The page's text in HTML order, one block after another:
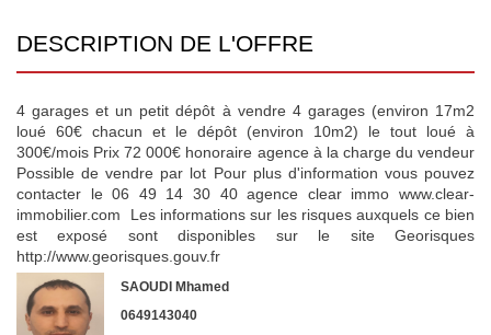
DESCRIPTION DE L'OFFRE
4 garages et un petit dépôt à vendre 4 garages (environ 17m2
loué 60€ chacun et le dépôt (environ 10m2) le tout loué à
300€/mois Prix 72 000€ honoraire agence à la charge du vendeur
Possible de vendre par lot Pour plus d'information vous pouvez
contacter le 06 49 14 30 40 agence clear immo www.clear-
immobilier.com Les informations sur les risques auxquels ce bien
est exposé sont disponibles sur le site Georisques
http://www.georisques.gouv.fr
SAOUDI Mhamed
0649143040